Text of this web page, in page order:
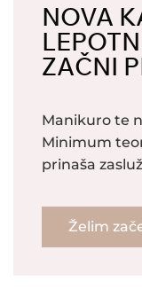
NOVA
ZAČNI
Manikuro te
Minimum
prinaša
Želim